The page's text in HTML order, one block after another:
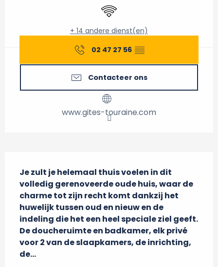
Wifi
+ 14 andere dienst(en)
02 47 27 56 ▒▒
Contacteer ons
www.gites-touraine.com
Je zult je helemaal thuis voelen in dit
volledig gerenoveerde oude huis, waar de
charme tot zijn recht komt dankzij het
huwelijk tussen oud en nieuw en de
indeling die het een heel speciale ziel geeft.
De doucheruimte en badkamer, elk privé
voor 2 van de slaapkamers, de inrichting,
de...